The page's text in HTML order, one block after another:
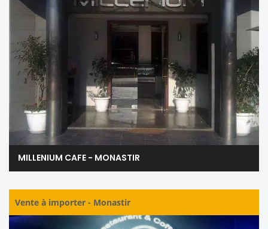
MILLENIUM CAFE - MONASTIR
Vente à importer - Monastir